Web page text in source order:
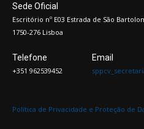
Sede Oficial
Escritório nº E03 Estrada de São
1750-276 Lisboa
Telefone
+351 962539452
Email
Política de Privacidade e Proteção de